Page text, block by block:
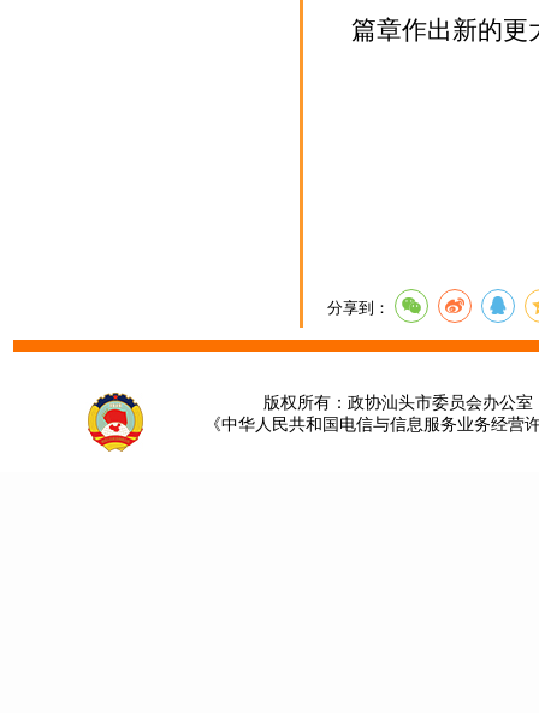
篇章作出新的更
分享到：
版权所有：政协汕头市委员会办公
《中华人民共和国电信与信息服务业务经营